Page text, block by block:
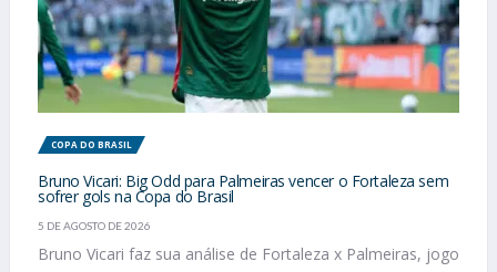
COPA DO BRASIL
Bruno Vicari: Big Odd para Palmeiras vencer o Fortaleza sem
sofrer gols na Copa do Brasil
5 DE AGOSTO DE 2026
Bruno Vicari faz sua análise de Fortaleza x Palmeiras, jogo